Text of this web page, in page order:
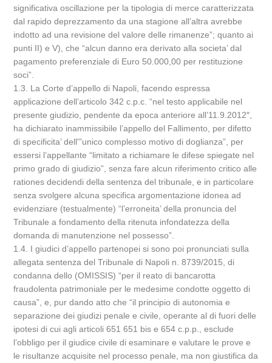
significativa oscillazione per la tipologia di merce caratterizzata
dal rapido deprezzamento da una stagione all’altra avrebbe
indotto ad una revisione del valore delle rimanenze”; quanto ai
punti II) e V), che “alcun danno era derivato alla societa’ dal
pagamento preferenziale di Euro 50.000,00 per restituzione
soci”.
1.3. La Corte d’appello di Napoli, facendo espressa
applicazione dell’articolo 342 c.p.c. “nel testo applicabile nel
presente giudizio, pendente da epoca anteriore all’11.9.2012″,
ha dichiarato inammissibile l’appello del Fallimento, per difetto
di specificita’ dell'”unico complesso motivo di doglianza”, per
essersi l’appellante “limitato a richiamare le difese spiegate nel
primo grado di giudizio”, senza fare alcun riferimento critico alle
rationes decidendi della sentenza del tribunale, e in particolare
senza svolgere alcuna specifica argomentazione idonea ad
evidenziare (testualmente) “l’erroneita’ della pronuncia del
Tribunale a fondamento della ritenuta infondatezza della
domanda di manutenzione nel possesso”.
1.4. I giudici d’appello partenopei si sono poi pronunciati sulla
allegata sentenza del Tribunale di Napoli n. 8739/2015, di
condanna dello (OMISSIS) “per il reato di bancarotta
fraudolenta patrimoniale per le medesime condotte oggetto di
causa”, e, pur dando atto che “il principio di autonomia e
separazione dei giudizi penale e civile, operante al di fuori delle
ipotesi di cui agli articoli 651 651 bis e 654 c.p.p., esclude
l’obbligo per il giudice civile di esaminare e valutare le prove e
le risultanze acquisite nel processo penale, ma non giustifica da